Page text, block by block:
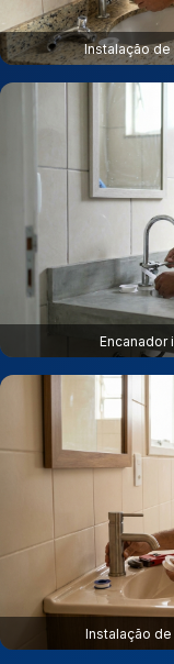
Instalação de
Encanador
Instalação